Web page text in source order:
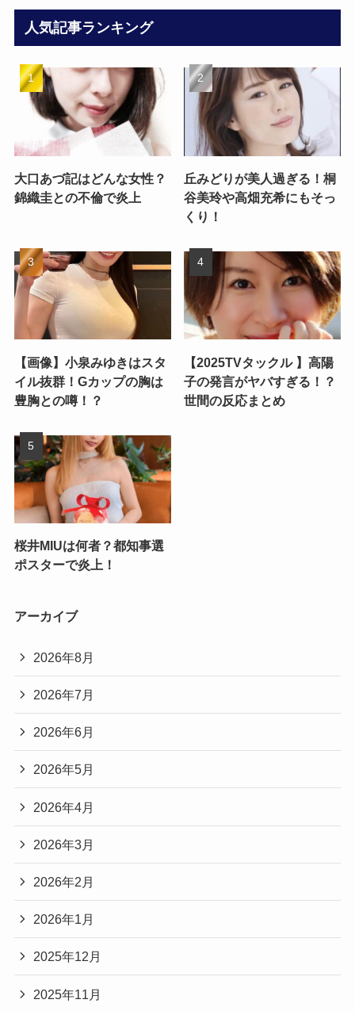
人気記事ランキング
大口あづ記はどんな女性？
錦織圭との不倫で炎上
丘みどりが美人過ぎる！桐
谷美玲や高畑充希にもそっ
くり！
【画像】小泉みゆきはスタ
イル抜群！Gカップの胸は
豊胸との噂！？
【2025TVタックル 】高陽
子の発言がヤバすぎる！？
世間の反応まとめ
桜井MIUは何者？都知事選
ポスターで炎上！
アーカイブ
2026年8月
2026年7月
2026年6月
2026年5月
2026年4月
2026年3月
2026年2月
2026年1月
2025年12月
2025年11月